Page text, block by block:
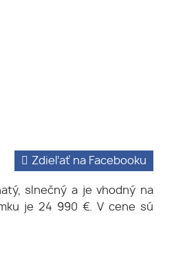
Zdieľať na Facebooku
slnečný a je vhodný na
je 24 990 €. V cene sú